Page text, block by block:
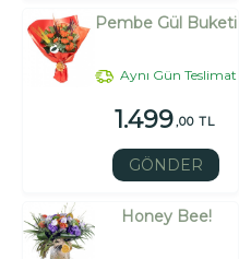
Pembe Gül Buketi
Aynı Gün Teslimat
1.499,00 TL
GÖNDER
Honey Bee!